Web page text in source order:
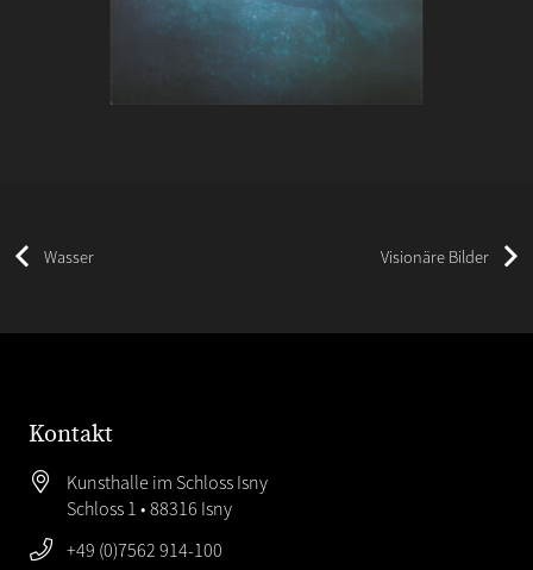
Wasser Visionäre Bilder
Kontakt
Kunsthalle im Schloss Isny
Schloss 1 • 88316 Isny
+49 (0)7562 914-100